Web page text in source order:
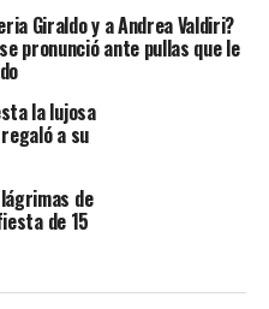
Giraldo y a Andrea Valdiri?
pronunció ante pullas que le
la lujosa
a su
de
de 15